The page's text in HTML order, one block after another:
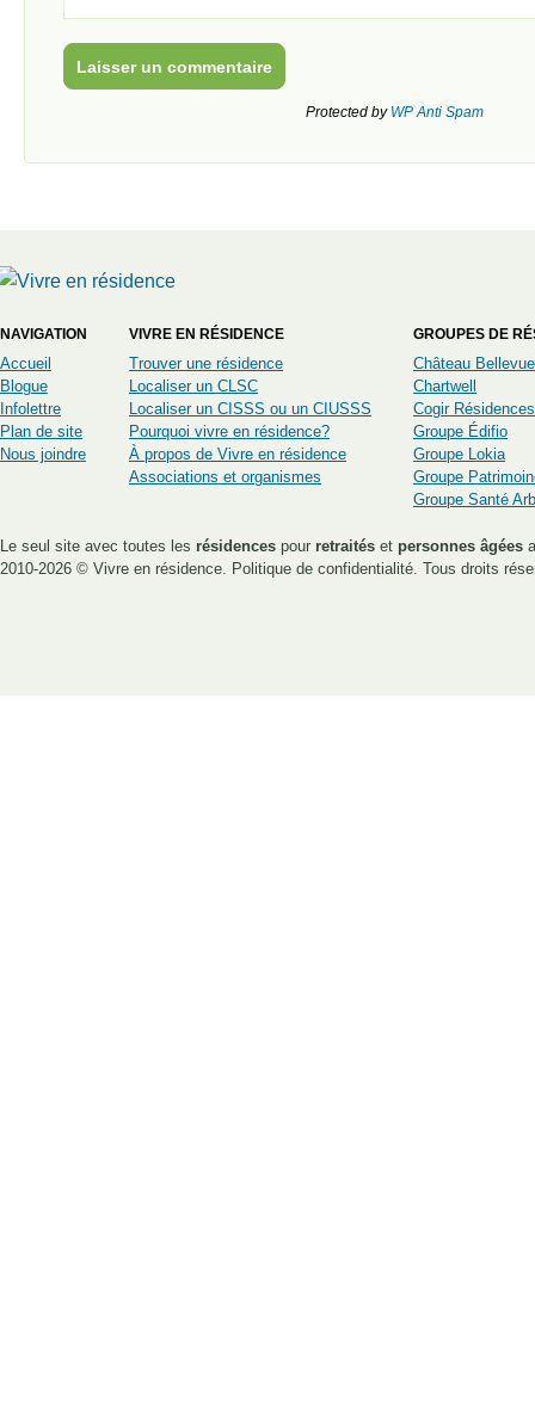
Protected by WP Anti Spam
NAVIGATION
Accueil
Blogue
Infolettre
Plan de site
Nous joindre
VIVRE EN RÉSIDENCE
Trouver une résidence
Localiser un CLSC
Localiser un CISSS ou un CIUSSS
Pourquoi vivre en résidence?
À propos de Vivre en résidence
Associations et organismes
GROUPES DE
Château Bellevue
Chartwell
Cogir Résidences
Groupe Édifio
Groupe Lokia
Groupe
Groupe Santé
Le seul site avec toutes les résidences pour retraités et personnes âgées
2010-2026 © Vivre en résidence. Politique de confidentialité. Tous droits